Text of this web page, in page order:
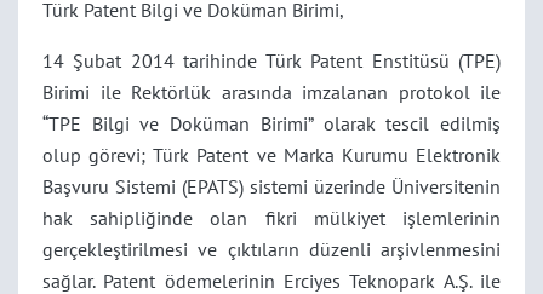
Türk Patent Bilgi ve Doküman Birimi,
14 Şubat 2014 tarihinde Türk Patent Enstitüsü (TPE)
Birimi ile Rektörlük arasında imzalanan protokol ile
“TPE Bilgi ve Doküman Birimi” olarak tescil edilmiş
olup görevi; Türk Patent ve Marka Kurumu Elektronik
Başvuru Sistemi (EPATS) sistemi üzerinde Üniversitenin
hak sahipliğinde olan fikri mülkiyet işlemlerinin
gerçekleştirilmesi ve çıktıların düzenli arşivlenmesini
sağlar. Patent ödemelerinin Erciyes Teknopark A.Ş. ile